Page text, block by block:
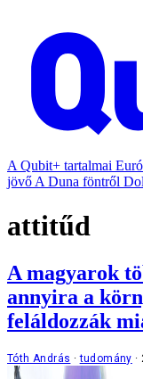
A Qubit+ tartalmai
jövő A Duna föntről
attitűd
A magyarok
annyira a
feláldozzák
Tóth András tudomány